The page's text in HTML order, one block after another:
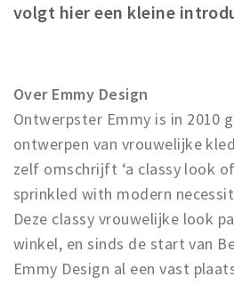
Bezienswaardigheden
Toeristische routes
Natuurgebieden
Baroniepoorten
Sport
Privacy
volgt hier een kleine
Over Emmy Design
Ontwerpster Emmy is in 2010
ontwerpen van vrouwelijke
zelf omschrijft ‘a classy look
sprinkled with modern
Deze classy vrouwelijke look
winkel, en sinds de start van
Emmy Design al een vast